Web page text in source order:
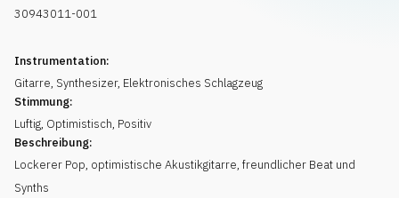
30943011-001
Instrumentation:
Gitarre, Synthesizer, Elektronisches Schlagzeug
Stimmung:
Luftig, Optimistisch, Positiv
Beschreibung:
Lockerer Pop, optimistische Akustikgitarre, freundlicher Beat und
Synths